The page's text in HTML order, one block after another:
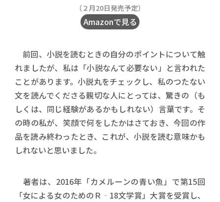
（２月20日発売予定）
Amazonで見る
前回、小説を読むときの自分のポイントについて触
れましたが、私は「小説なんて必要ない」と言われた
ことがあります。小説丸をチェックし、私のつたない
文を読んでくださる親切な人にとっては、驚きの（も
しくは、同じ経験があるかもしれない）言葉です。そ
の時の私が、笑顔で何をしたかはさておき、今回の作
品を読み終わったとき、これが、小説を読む意味かも
しれないと思いました。
著者は、2016年「カメルーンの青い魚」で第15回
「女による女のためのＲ‐18文学賞」大賞を受賞し、